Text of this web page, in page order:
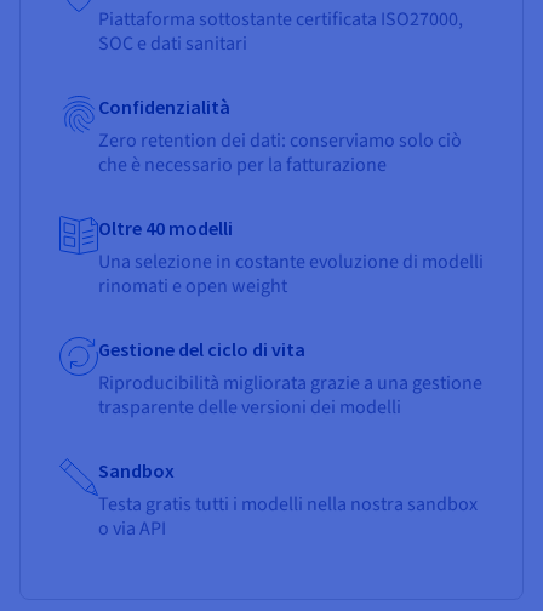
Piattaforma sottostante certificata ISO27000,
SOC e dati sanitari
Confidenzialità
Zero retention dei dati: conserviamo solo ciò
che è necessario per la fatturazione
Oltre 40 modelli
Una selezione in costante evoluzione di modelli
rinomati e open weight
Gestione del ciclo di vita
Riproducibilità migliorata grazie a una gestione
trasparente delle versioni dei modelli
Sandbox
Testa gratis tutti i modelli nella nostra sandbox
o via API